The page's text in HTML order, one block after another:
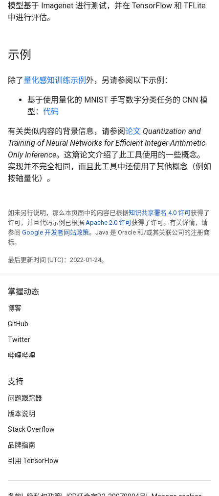
模型基于 Imagenet 进行测试，并在 TensorFlow 和 TFLite
中进行评估。
示例
除了量化感知训练示例 外，另请参阅以下示例：
基于使用量化的 MNIST 手写数字分类任务的 CNN 模
型： 代码
有关类似内容的背景信息，请参阅论文 Quantization and
Training of Neural Networks for Efficient Integer-Arithmetic-
Only Inference。这篇论文介绍了此工具使用的一些概念。
实现并不完全相同，而且此工具中还使用了其他概念（例如
按轴量化）。
如未另行说明，那么本页面中的内容已根据知识共享署名 4.0 许可获得了
许可，并且代码示例已根据 Apache 2.0 许可获得了许可。有关详情，请
参阅 Google 开发者网站政策。Java 是 Oracle 和/或其关联公司的注册商
标。
最后更新时间 (UTC)：2022-01-24。
掌握动态
博客
GitHub
Twitter
哔哩哔哩
支持
问题跟踪器
版本说明
Stack Overflow
品牌指南
引用 TensorFlow